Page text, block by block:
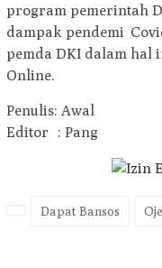
program pemerintah
dampak pendemi
pemda DKI dalam hal
Online.
Penulis: Awal
Editor : Pang
Dapat Bansos